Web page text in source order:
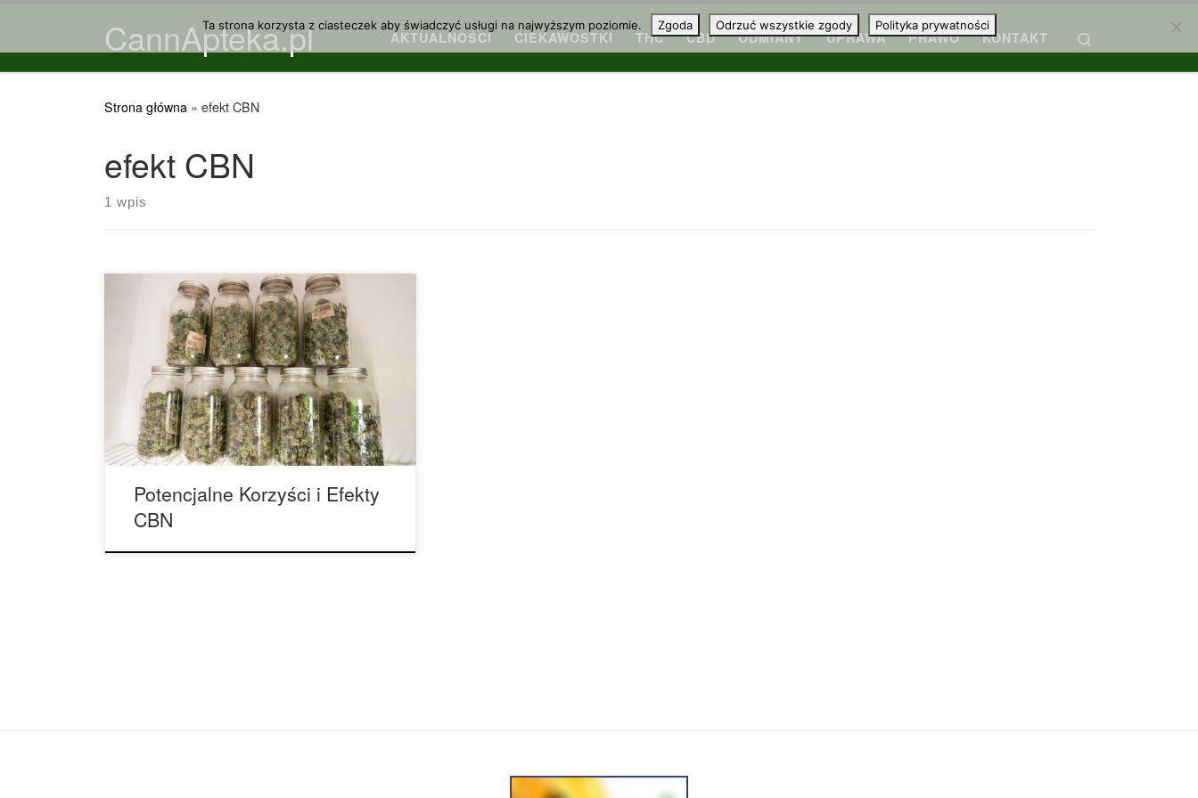
Przejdź do treściCannApteka.pl AKTUALNOŚCI CIEKAWOSTKI THC CBD ODMIANY UPRAWA PRAWO KONTAKT
Strona główna » efekt CBN
efekt CBN
1 wpis
Nasza wiedza na temat marihuany zmienia się
tak szybko, że może być trudno za nią nadążyć,
bez względu na to, jak bardzo pasjonujesz się tą
rośliną. Ludzie uprawiali i używali marihuanę od
wieków, a ostatnio zaczęliśmy poważnie badać jej
efekty. Obecnie istnieje coraz więcej badań
dotyczących potencjalnych korzyści medycznych
marihuany, […]
Potencjalne Korzyści i Efekty
CBN
Ta strona korzysta z ciasteczek aby świadczyć usługi na najwyższym poziomie. Zgoda Odrzuć wszystkie zgody Polityka prywatności